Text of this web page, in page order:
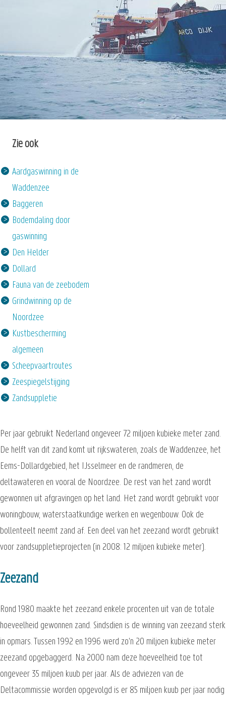
Zie ook
Aardgaswinning in de
Waddenzee
Baggeren
Bodemdaling door
gaswinning
Den Helder
Dollard
Fauna van de zeebodem
Grindwinning op de
Noordzee
Kustbescherming
algemeen
Scheepvaartroutes
Zeespiegelstijging
Zandsuppletie
Per jaar gebruikt Nederland ongeveer 72 miljoen kubieke meter zand.
De helft van dit zand komt uit rijkswateren, zoals de Waddenzee, het
Eems-Dollardgebied, het IJsselmeer en de randmeren, de
deltawateren en vooral de Noordzee. De rest van het zand wordt
gewonnen uit afgravingen op het land. Het zand wordt gebruikt voor
woningbouw, waterstaatkundige werken en wegenbouw. Ook de
bollenteelt neemt zand af. Een deel van het zeezand wordt gebruikt
voor zandsuppletieprojecten (in 2008: 12 miljoen kubieke meter).
Zeezand
Rond 1980 maakte het zeezand enkele procenten uit van de totale
hoeveelheid gewonnen zand. Sindsdien is de winning van zeezand sterk
in opmars. Tussen 1992 en 1996 werd zo'n 20 miljoen kubieke meter
zeezand opgebaggerd. Na 2000 nam deze hoeveelheid toe tot
ongeveer 35 miljoen kuub per jaar. Als de adviezen van de
Deltacommissie worden opgevolgd is er 85 miljoen kuub per jaar nodig